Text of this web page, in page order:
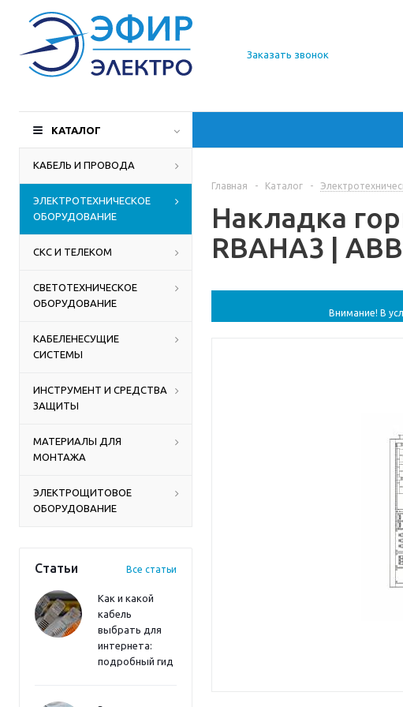
О компании
Доставка
Производители
Контакты
Заказать звонок
КАТАЛОГ
КАБЕЛЬ И ПРОВОДА
ЭЛЕКТРОТЕХНИЧЕСКОЕ
ОБОРУДОВАНИЕ
СКС И ТЕЛЕКОМ
СВЕТОТЕХНИЧЕСКОЕ
ОБОРУДОВАНИЕ
КАБЕЛЕНЕСУЩИЕ
СИСТЕМЫ
ИНСТРУМЕНТ И СРЕДСТВА
ЗАЩИТЫ
МАТЕРИАЛЫ ДЛЯ
МОНТАЖА
ЭЛЕКТРОЩИТОВОЕ
ОБОРУДОВАНИЕ
Статьи Все статьи
Как и какой
кабель
выбрать для
интернета:
подробный гид
Главная - Каталог -
Накладка
RBAHA3 | ABB
Внимание! В